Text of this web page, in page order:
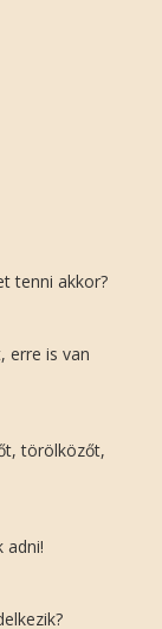
tenni akkor?
erre is van
törölközőt,
adni!